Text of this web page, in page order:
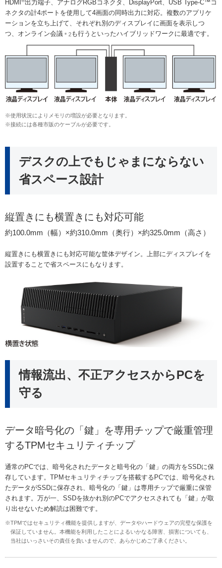
HDMI
出力端子、アナログRGBコネクタ、DisplayPort、USB Type-C™コ
ネクタの計4ポートを使用して4画面の同時出力に対応。複数のアプリケ
ーションを立ち上げて、それぞれ別のディスプレイに画面を表示しつ
つ、オンライン会議 ＊2も行うといったハイブリッドワークに最適です。
※使用状況によりメモリの増設が必要となります。
※接続には各種市販のケーブルが必要です。
デスクの上でもじゃまにならない
省スペース設計
縦置きにも横置きにも対応可能
約100.0mm（幅）×約310.0mm（奥行）×約325.0mm（高さ）
縦置きにも横置きにも対応可能な筐体デザイン。上部にディスプレイを
設置することで省スペースにもなります。
情報流出、不正アクセスからPCを
守る
データ暗号化の「鍵」を専用チップで厳重管理
するTPMセキュリティチップ
通常のPCでは、暗号化されたデータと暗号化の「鍵」の両方をSSDに保
存しています。TPMセキュリティチップを搭載するPCでは、暗号化され
たデータがSSDに保存され、暗号化の「鍵」は専用チップで厳重に保管
されます。万が一、SSDを抜かれ別のPCでアクセスされても「鍵」が取
り出せないため解読は困難です。
※TPMではセキュリティ機能を提供しますが、データやハードウェアの完璧な保護を
保証していません。本機能を利用したことによるいかなる障害、損害についても、
当社はいっさいその責任を負いませんので、あらかじめご了承ください。